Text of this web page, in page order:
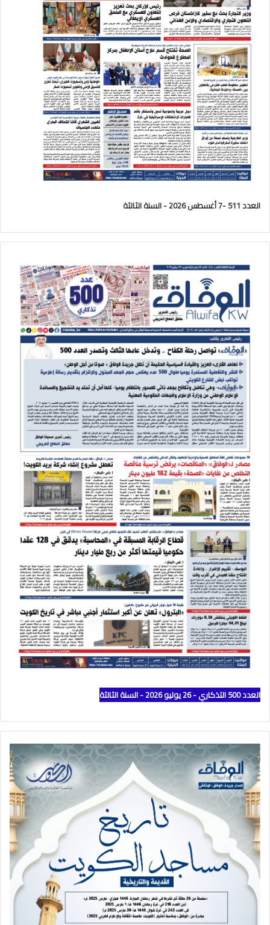
العدد 511 -7 أغسطس 2026 - السنة الثالثة
العدد 500 التذكاري - 26 يوليو 2026 - السنة الثالثة